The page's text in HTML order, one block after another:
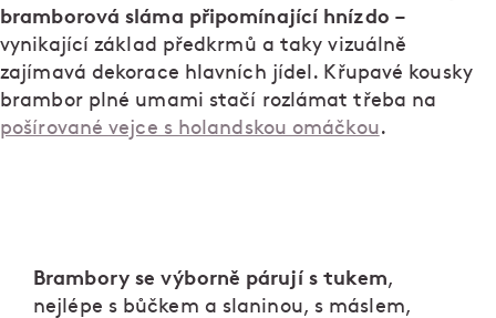
bramborová sláma připomínající hnízdo –
vynikající základ předkrmů a taky vizuálně
zajímavá dekorace hlavních jídel. Křupavé kousky
brambor plné umami stačí rozlámat třeba na
pošírované vejce s holandskou omáčkou.
Brambory se výborně párují s tukem,
nejlépe s bůčkem a slaninou, s máslem,